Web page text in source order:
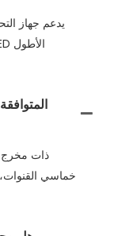
خماسي القنوات،